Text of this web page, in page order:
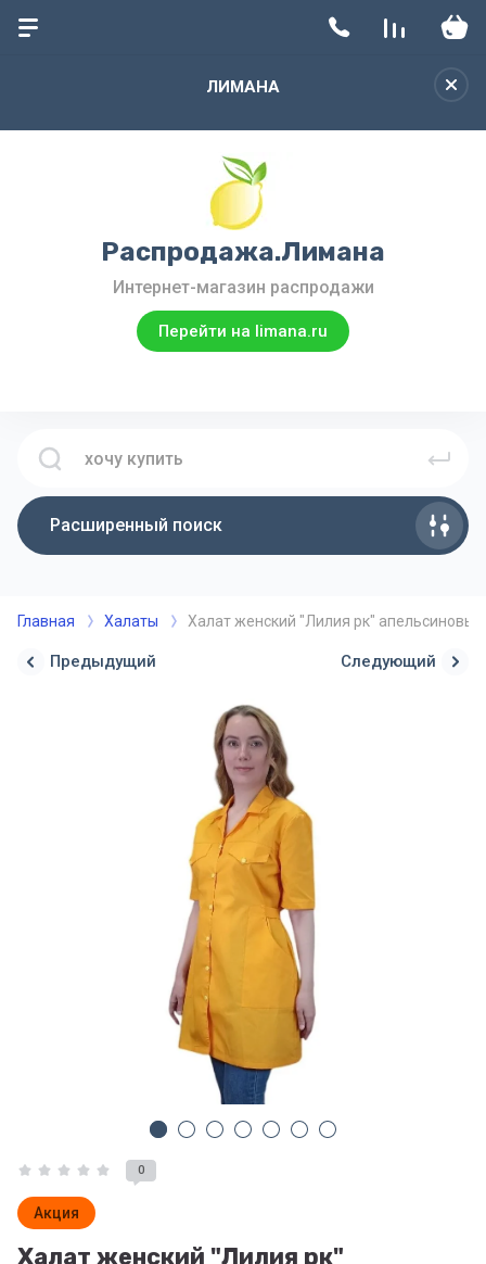
ЛИМАНА
Распродажа.Лимана
Интернет-магазин распродажи
Перейти на limana.ru
Расширенный поиск
Главная Халаты Халат женский "Лилия рк"
Предыдущий Следующий
0
Акция
Халат женский "Лилия рк"